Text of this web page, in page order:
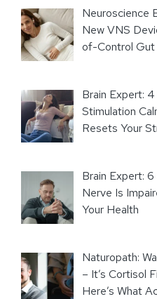
Neuroscience
New VNS
of-Control Gut
Brain Expert:
Stimulation
Resets Your
Brain Expert:
Nerve Is
Your Health
Naturopath:
– It’s Cortisol
Here’s What